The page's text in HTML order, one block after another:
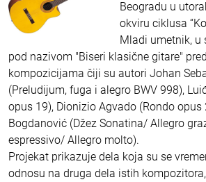
Beogradu u
okviru ciklusa
Mladi umetnik, u
pod nazivom "Biseri klasične gitare"
kompozicijama čiji su autori Johan
(Preludijum, fuga i alegro BWV 998),
opus 19), Dionizio Agvado (Rondo opus
Bogdanović (Džez Sonatina/ Allegro
espressivo/ Allegro molto).
Projekat prikazuje dela koja su se
odnosu na druga dela istih